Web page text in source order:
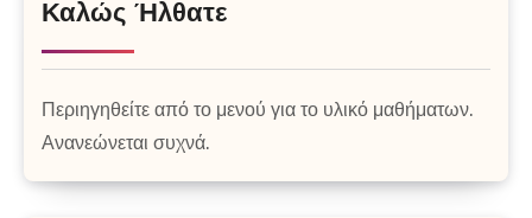
Καλώς Ήλθατε
Περιηγηθείτε από το μενού για το υλικό μαθήματων.
Ανανεώνεται συχνά.